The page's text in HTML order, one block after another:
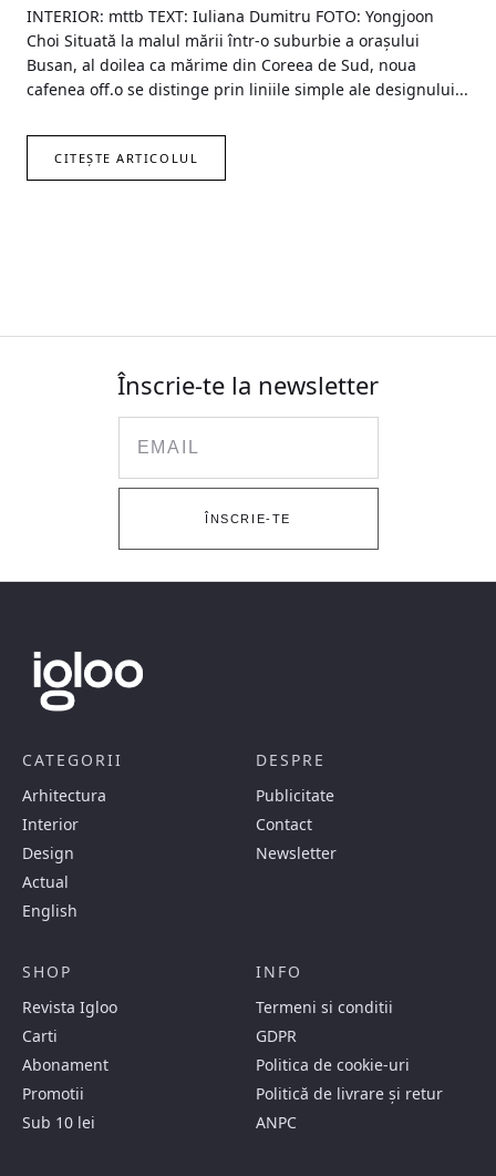
INTERIOR: mttb TEXT: Iuliana Dumitru FOTO: Yongjoon
Choi Situată la malul mării într-o suburbie a orașului
Busan, al doilea ca mărime din Coreea de Sud, noua
cafenea off.o se distinge prin liniile simple ale designului...
CITEȘTE ARTICOLUL
Înscrie-te la newsletter
ÎNSCRIE-TE
CATEGORII
Arhitectura
Interior
Design
Actual
English
DESPRE
Publicitate
Contact
Newsletter
SHOP
Revista Igloo
Carti
Abonament
Promotii
Sub 10 lei
INFO
Termeni si conditii
GDPR
Politica de cookie-uri
Politică de livrare și retur
ANPC